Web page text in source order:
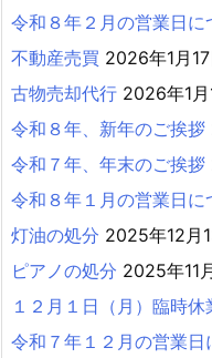
令和８年２月の営業日に
不動産売買 2026年1月17
古物売却代行 2026年1月
令和８年、新年のご挨拶
令和７年、年末のご挨拶
令和８年１月の営業日に
灯油の処分 2025年12月
ピアノの処分 2025年11
１２月１日（月）臨時
令和７年１２月の営業日